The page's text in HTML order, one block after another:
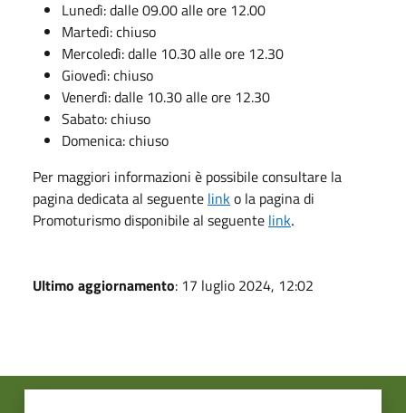
Lunedì: dalle 09.00 alle ore 12.00
Martedì: chiuso
Mercoledì: dalle 10.30 alle ore 12.30
Giovedì: chiuso
Venerdì: dalle 10.30 alle ore 12.30
Sabato: chiuso
Domenica: chiuso
Per maggiori informazioni è possibile consultare la
pagina dedicata al seguente linko la pagina di
Promoturismo disponibile al seguente link.
Ultimo aggiornamento: 17 luglio 2024, 12:02